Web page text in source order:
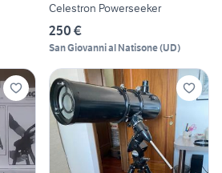
Celestron Powerseeker
250 €
San Giovanni al Natisone(UD)